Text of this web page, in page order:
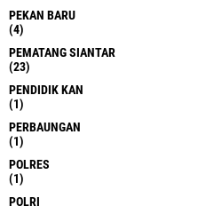
PEKAN BARU
(4)
PEMATANG SIANTAR
(23)
PENDIDIK KAN
(1)
PERBAUNGAN
(1)
POLRES
(1)
POLRI